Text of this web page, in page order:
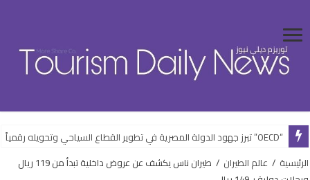
“OECD” تبرز جهود الدولة المصرية في تطوير القطاع السياحي وتحويله رقمياً
الرئيسية / عالم الطيران /
طيران ناس يكشف عن عروض داخلية تبدأ من 119 ريال